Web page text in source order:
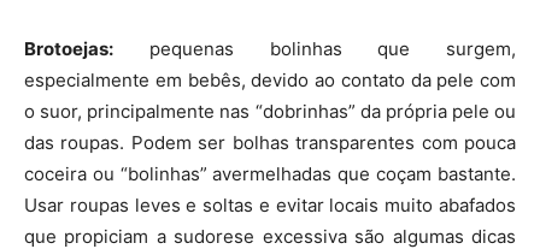
Brotoejas: pequenas bolinhas que surgem,
especialmente em bebês, devido ao contato da pele com
o suor, principalmente nas “dobrinhas” da própria pele ou
das roupas. Podem ser bolhas transparentes com pouca
coceira ou “bolinhas” avermelhadas que coçam bastante.
Usar roupas leves e soltas e evitar locais muito abafados
que propiciam a sudorese excessiva são algumas dicas